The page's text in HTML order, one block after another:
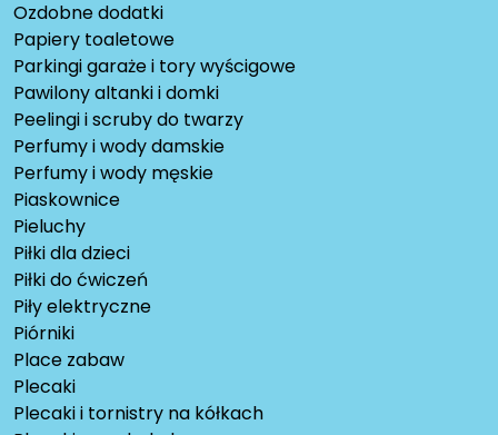
Ozdobne dodatki
Papiery toaletowe
Parkingi garaże i tory wyścigowe
Pawilony altanki i domki
Peelingi i scruby do twarzy
Perfumy i wody damskie
Perfumy i wody męskie
Piaskownice
Pieluchy
Piłki dla dzieci
Piłki do ćwiczeń
Piły elektryczne
Piórniki
Place zabaw
Plecaki
Plecaki i tornistry na kółkach